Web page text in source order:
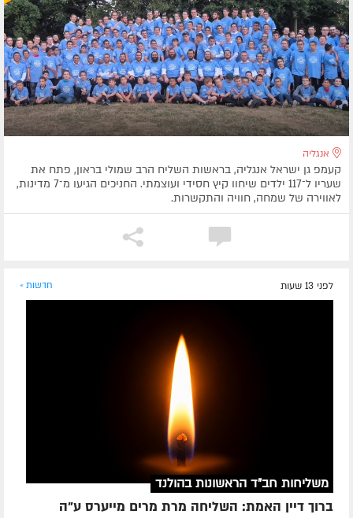
אנגליה
קעמפ גן ישראל אנגליה, בראשות השליח הרב שמולי בראון, פתח את
שעריו ל־117 ילדים שיחוו קיץ חסידי ועוצמתי. החניכים הגיעו מ־7 מדינות,
לאווירה של שמחה, חוויה והתקשרות.
לפני 13 שעות חדשות »
משליחות חב"ד הראשונות בהולנד
ברוך דיין האמת: השליחה מרת מרים מייערס ע"ה